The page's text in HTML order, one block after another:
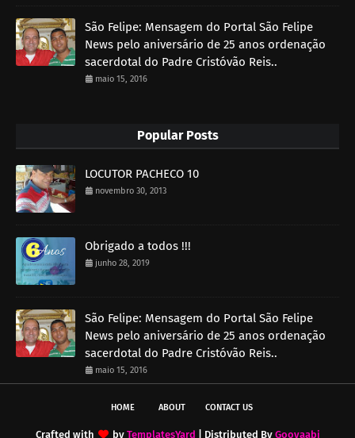
São Felipe: Mensagem do Portal São Felipe
News pelo aniversário de 25 anos ordenação
sacerdotal do Padre Cristóvão Reis..
maio 15, 2016
Popular Posts
LOCUTOR PACHECO 10
novembro 30, 2013
Obrigado a todos !!!
junho 28, 2019
São Felipe: Mensagem do Portal São Felipe
News pelo aniversário de 25 anos ordenação
sacerdotal do Padre Cristóvão Reis..
maio 15, 2016
HOME ABOUT CONTACT US
Crafted with by TemplatesYard | Distributed By Gooyaabi